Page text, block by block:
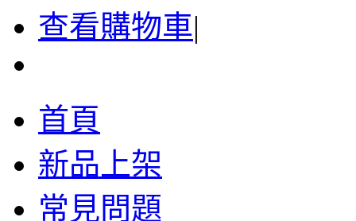
查看購物車|
首頁
新品上架
常見問題